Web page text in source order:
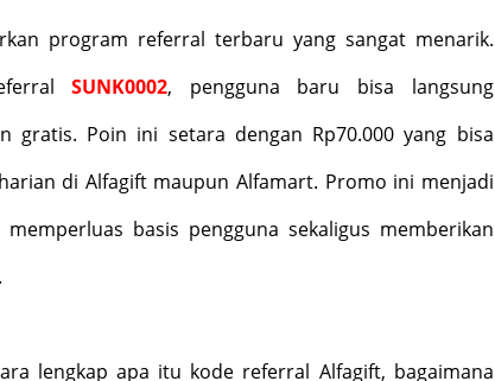
program referral terbaru yang sangat menarik.
SUNK0002, pengguna baru bisa langsung
gratis. Poin ini setara dengan Rp70.000 yang bisa
di Alfagift maupun Alfamart. Promo ini menjadi
basis pengguna sekaligus memberikan
lengkap apa itu kode referral Alfagift, bagaimana